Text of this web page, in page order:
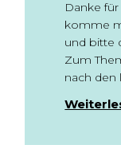
Danke
komme
und bitte
Zum
nach den